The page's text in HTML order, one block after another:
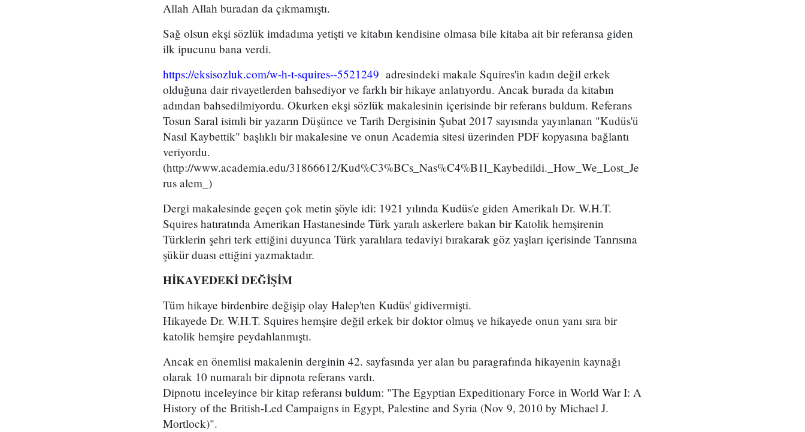
Allah Allah buradan da çıkmamıştı.
Sağ olsun ekşi sözlük imdadıma yetişti ve kitabın kendisine olmasa bile kitaba ait bir referansa giden
ilk ipucunu bana verdi.
https://eksisozluk.com/w-h-t-squires--5521249 adresindeki makale Squires'in kadın değil erkek
olduğuna dair rivayetlerden bahsediyor ve farklı bir hikaye anlatıyordu. Ancak burada da kitabın
adından bahsedilmiyordu. Okurken ekşi sözlük makalesinin içerisinde bir referans buldum. Referans
Tosun Saral isimli bir yazarın Düşünce ve Tarih Dergisinin Şubat 2017 sayısında yayınlanan "Kudüs'ü
Nasıl Kaybettik" başlıklı bir makalesine ve onun Academia sitesi üzerinden PDF kopyasına bağlantı
veriyordu.
(http://www.academia.edu/31866612/Kud%C3%BCs_Nas%C4%B1l_Kaybedildi._How_We_Lost_Je
rus alem_)
Dergi makalesinde geçen çok metin şöyle idi: 1921 yılında Kudüs'e giden Amerikalı Dr. W.H.T.
Squires hatıratında Amerikan Hastanesinde Türk yaralı askerlere bakan bir Katolik hemşirenin
Türklerin şehri terk ettiğini duyunca Türk yaralılara tedaviyi bırakarak göz yaşları içerisinde Tanrısına
şükür duası ettiğini yazmaktadır.
HİKAYEDEKİ DEĞİŞİM
Tüm hikaye birdenbire değişip olay Halep'ten Kudüs' gidivermişti.
Hikayede Dr. W.H.T. Squires hemşire değil erkek bir doktor olmuş ve hikayede onun yanı sıra bir
katolik hemşire peydahlanmıştı.
Ancak en önemlisi makalenin derginin 42. sayfasında yer alan bu paragrafında hikayenin kaynağı
olarak 10 numaralı bir dipnota referans vardı.
Dipnotu inceleyince bir kitap referansı buldum: "The Egyptian Expeditionary Force in World War I: A
History of the British-Led Campaigns in Egypt, Palestine and Syria (Nov 9, 2010 by Michael J.
Mortlock)".